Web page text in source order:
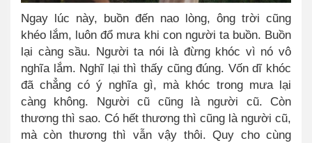
Ngay lúc này, buồn đến nao lòng, ông trời cũng
khéo lắm, luôn đổ mưa khi con người ta buồn. Buồn
lại càng sầu. Người ta nói là đừng khóc vì nó vô
nghĩa lắm. Nghĩ lại thì thấy cũng đúng. Vốn dĩ khóc
đã chẳng có ý nghĩa gì, mà khóc trong mưa lại
càng không. Người cũ cũng là người cũ. Còn
thương thì sao. Có hết thương thì cũng là người cũ,
mà còn thương thì vẫn vậy thôi. Quy cho cùng